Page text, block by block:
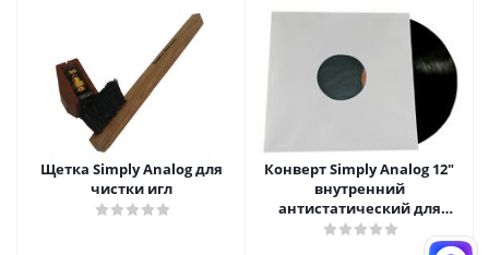
Щетка Simply Analog для
чистки игл
Конверт Simply Analog 12"
внутренний
антистатический для
пластинок (25шт)